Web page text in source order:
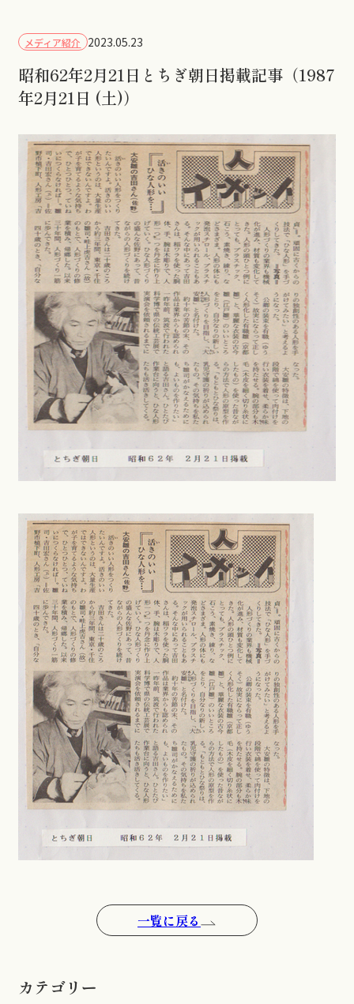
カテゴリー
メディア紹介 2023.05.23
昭和62年2月21日とちぎ朝日掲載記事（1987
年2月21日 (土)）
一覧に戻る